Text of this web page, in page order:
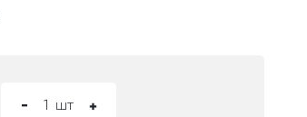
- 1 шт +